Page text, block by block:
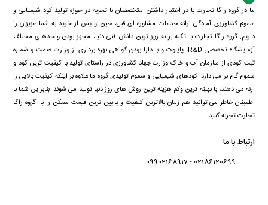
ما در گروه راگا تجارت با در اختیار داشتن متخصصان با تجربه در حوزه تولید کود شیمیایی و
سموم کشاورزی آمادگی ارائه خدمات مشاوره ای قبل، حین و پس از خرید به شما عزیزان را
داریم. گروه راگا تجارت با تكيه بر به روز ترین دانش فنی دنيا، مجهز بودن واحدهاي مختلف
آزمايشگاه تخصصی R&D، پايلوت و با دارا بودن گواهی بهره برداری از وزارت صمت و شماره
ثبت کودی از سازمان آب و خاک وزارت جهاد کشاورزی در راستای تولید با کیفیت ترین کود و
سموم گام بر می دارد .کودهای شیمیایی و سموم تولیدی گروه ما علاوه بر اینکه کیفیت بالایی را
ارئه می دهند، با بهینه ترین وکم هزینه ترین روش های روز دنیا تولید می شوند. بنابراین شما با
اطمینان خاطر می توانید هم زمان بالاترین کیفیت و پایین ترین قیمت ممکن را با گروه راگا
تجارت تجربه کنید.
ارتباط با ما
02186120699 - 09902168917